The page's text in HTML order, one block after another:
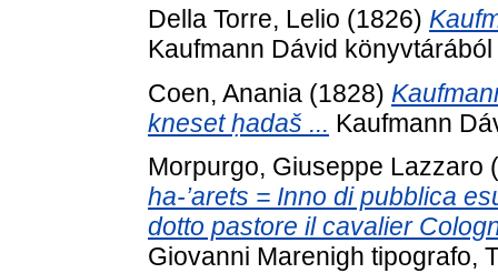
Della Torre, Lelio (1826)
Kaufmann Dávid
Coen, Anania (1828)
kneset ḥadaš ... Kaufmann
Morpurgo, Giuseppe Lazzaro
ha-’arets = Inno di pubblica
dotto pastore il cavalier
Giovanni Marenigh tipografo,